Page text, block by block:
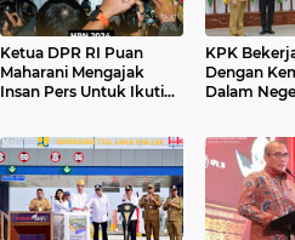
Ketua DPR RI Puan
Maharani Mengajak
Insan Pers Untuk Ikuti
KPK
Dengan
Dalam